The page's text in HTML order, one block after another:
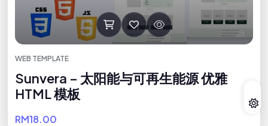
WEB TEMPLATE
Sunvera – 太阳能与可再生能源 优雅
HTML 模板
RM18.00